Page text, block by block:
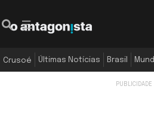
Crusoé Últimas Notícias Brasil